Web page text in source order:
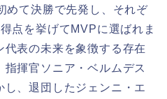
めて決勝で先発し、それぞ
点を挙げてMVPに選ばれま
代表の未来を象徴する存在
揮官ソニア・ベルムデス
、退団したジェンニ・エ